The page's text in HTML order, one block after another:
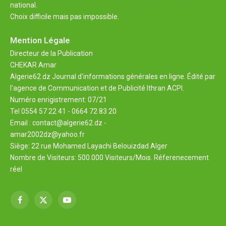
national.
Choix difficile mais pas impossible.
Mention Légale
Directeur de la Publication
CHEKAR Amar
Algerie62.dz Journal d'informations générales en ligne. Édité par
l'agence de Communication et de Publicité Ithran ACPI.
Numéro enrigistrement: 07/21
Tel 0554 57 22 41 - 0664 72 83 20
Email : contact@algerie62.dz -
amar2002dz@yahoo.fr
Siège: 22 rue Mohamed Layachi Belouizdad Alger
Nombre de Visiteurs: 500.000 Visiteurs/Mois. Réferenecement
réel
Facebook
X
YouTube